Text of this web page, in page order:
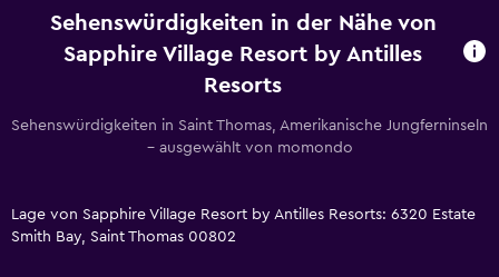
Sehenswürdigkeiten in der Nähe von
Sapphire Village Resort by Antilles
Resorts
Sehenswürdigkeiten in Saint Thomas, Amerikanische Jungferninseln
– ausgewählt von momondo
Lage von Sapphire Village Resort by Antilles Resorts: 6320 Estate
Smith Bay, Saint Thomas 00802